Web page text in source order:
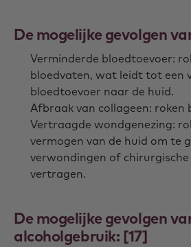
De mogelijke gevolgen
Verminderde bloedtoevoer:
bloedvaten, wat leidt tot een
bloedtoevoer naar de huid.
Afbraak van collageen: roken
Vertraagde wondgenezing:
vermogen van de huid om te
verwondingen of
vertragen.
De mogelijke gevolgen
alcoholgebruik: [17]